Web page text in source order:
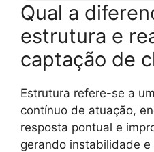
Qual a
estrutura e
captação de
Estrutura refere-se a
contínuo de atuação,
resposta pontual e
gerando instabilidade